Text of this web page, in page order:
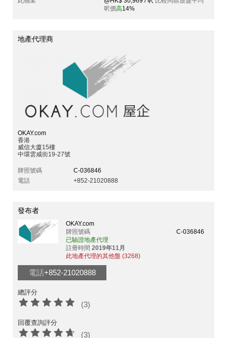
呎價高14%
地產代理商
OKAY.com
香港
威信大廈15樓
中環雲咸街19-27號
牌照號碼
C-036846
電話
+852-21020888
發布者
OKAY.com
牌照號碼
C-036846
已驗證地產代理
註冊時間 2019年11月
此地產代理的其他盤 (3268)
電話+852-21020888
總評分
(3)
回覆查詢評分
(3)